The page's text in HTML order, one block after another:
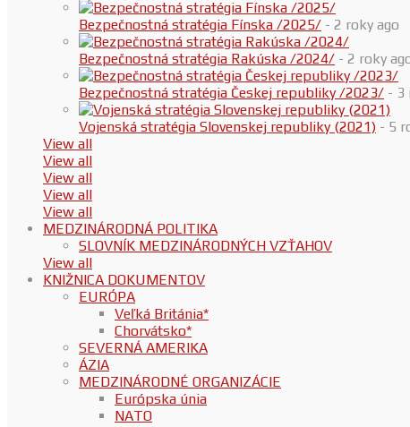
Bezpečnostná stratégia Fínska /2025/ - 2 roky ago
Bezpečnostná stratégia Rakúska /2024/ - 2 roky
Bezpečnostná stratégia Českej republiky /2023/ - 3
Vojenská stratégia Slovenskej republiky (2021) - 5
View all
View all
View all
View all
View all
MEDZINÁRODNÁ POLITIKA
SLOVNÍK MEDZINÁRODNÝCH VZŤAHOV
View all
KNIŽNICA DOKUMENTOV
EURÓPA
Veľká Británia*
Chorvátsko*
SEVERNÁ AMERIKA
ÁZIA
MEDZINÁRODNÉ ORGANIZÁCIE
Európska únia
NATO